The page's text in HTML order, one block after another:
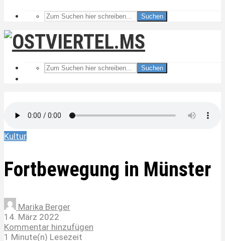
Suchen
Suchen
Kultur
Fortbewegung in Münster
Marika Berger
14. März 2022
Kommentar hinzufügen
1 Minute(n) Lesezeit